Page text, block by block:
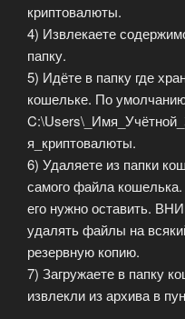
криптовалюты.
4) Извлекаете
папку.
5) Идёте в папку где
кошельке. По
я_криптовалюты.
6) Удаляете из папки
самого файла
его нужно оставить.
удалять файлы на
резервную копию.
7) Загружаете в папку
извлекли из архива в